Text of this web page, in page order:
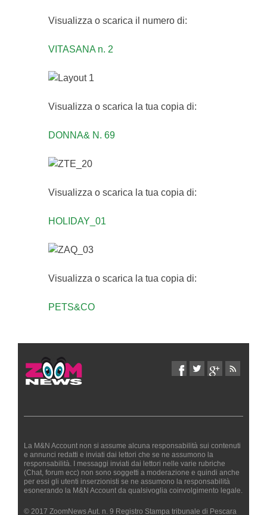
Visualizza o scarica il numero di:
VITASANA n. 2
Visualizza o scarica la tua copia di:
DONNA& N. 69
Visualizza o scarica la tua copia di:
HOLIDAY_01
Visualizza o scarica la tua copia di:
PETS&CO
La M&N Account non si assume alcuna responsabilità sui contenuti
e annunci redatti e inviati dai lettori che se ne assumono la
responsabilità. I messaggi inviati dai lettori nelle varie rubriche
(Chat, forum ecc) non sono soggetti a moderazione e quindi anche
per essi gli utenti inserzionisti se ne assumono la responsabilità
esonerando la M&N Account da qualsivoglia coinvolgimento legale.
© 2017 ZoomNews Aut. n. 9 Registro Stampa tribunale di Pescara